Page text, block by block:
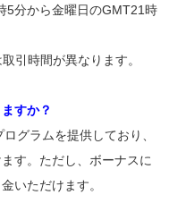
5分から金曜日のGMT21時
引時間が異なります。
すか？
グラムを提供しており、
す。ただし、ボーナスに
いただけます。